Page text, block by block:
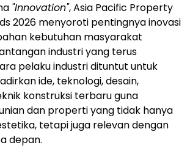
"Innovation", Asia Pacific Property
2026 menyoroti pentingnya inovasi
kebutuhan masyarakat
industri yang terus
pelaku industri dituntut untuk
ide, teknologi, desain,
konstruksi terbaru guna
dan properti yang tidak hanya
tetapi juga relevan dengan
depan.